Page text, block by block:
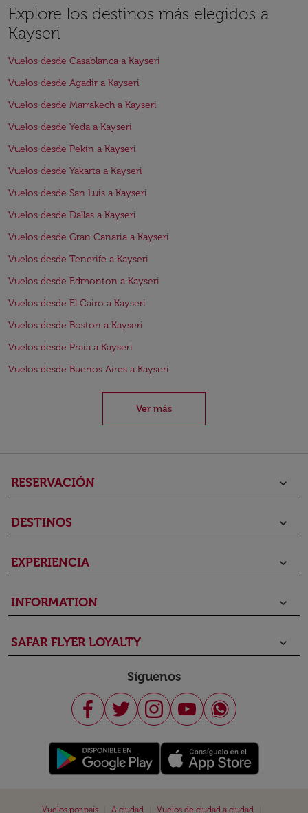
Explore los destinos más elegidos a
Kayseri
Vuelos desde Casablanca a Kayseri
Vuelos desde Agadir a Kayseri
Vuelos desde Marrakech a Kayseri
Vuelos desde Yeda a Kayseri
Vuelos desde Pekín a Kayseri
Vuelos desde Yakarta a Kayseri
Vuelos desde San Luis a Kayseri
Vuelos desde Dallas a Kayseri
Vuelos desde Gran Canaria a Kayseri
Vuelos desde Tenerife a Kayseri
Vuelos desde Edmonton a Kayseri
Vuelos desde El Cairo a Kayseri
Vuelos desde Boston a Kayseri
Vuelos desde Praia a Kayseri
Vuelos desde Buenos Aires a Kayseri
Ver más
RESERVACIÓN keyboard_arrow_down
DESTINOS keyboard_arrow_down
EXPERIENCIA keyboard_arrow_down
INFORMATION keyboard_arrow_down
SAFAR FLYER LOYALTY keyboard_arrow_down
Síguenos
Vuelos por país A ciudad Vuelos de ciudad a ciudad